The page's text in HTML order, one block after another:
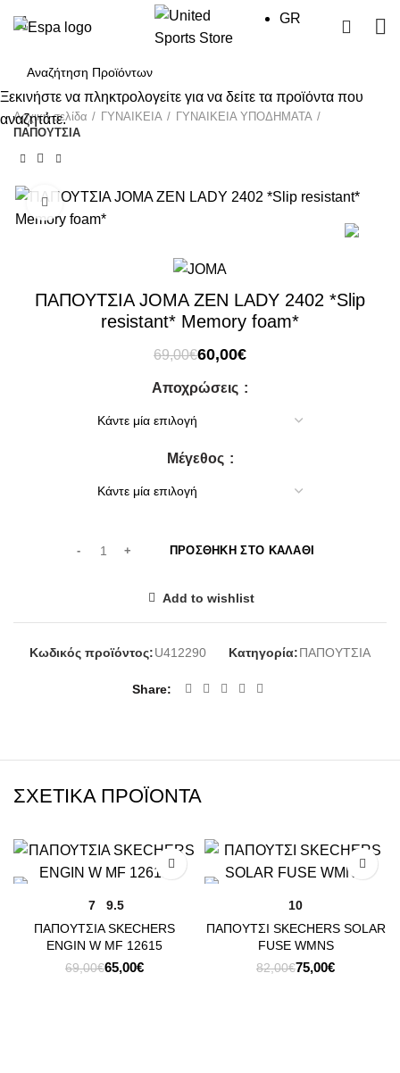
GR
Αρχική σελίδα ΓΥΝΑΙΚΕΙΑ
ΓΥΝΑΙΚΕΙΑ ΥΠΟΔΗΜΑΤΑ
ΠΑΠΟΥΤΣΙΑ
Click to enlarge
ΠΑΠΟΥΤΣΙΑ JOMA ZEN LADY 2402 *Slip
resistant* Memory foam*
69,00€Original
was:
60,00€Η
τιμή
60,00€.
Αποχρώσεις
Μέγεθος
ΠΡΟΣΘΉΚΗ ΣΤΟ ΚΑΛΆΘΙ
Add to wishlist
Κωδικός προϊόντος:U412290 Κατηγορία:ΠΑΠΟΥΤΣΙΑ
Share
ΣΧΕΤΙΚΆ ΠΡΟΪΌΝΤΑ
7
9.5
ΠΑΠΟΥΤΣΙΑ SKECHERS
ENGIN W ΜF 12615
69,00€Original
65,00€Η
10
ΠΑΠΟΥΤΣΙ SKECHERS SOLAR
FUSE WMNS
82,00€Original
75,00€Η
Ξεκινήστε να πληκτρολογείτε για να δείτε τα προϊόντα που
αναζητάτε.